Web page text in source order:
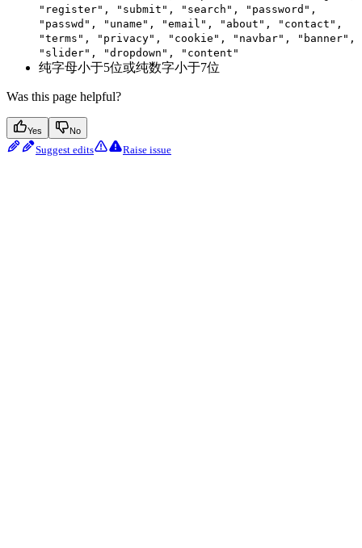
"register", "submit", "search", "password",
"passwd", "uname", "email", "about", "contact",
"terms", "privacy", "cookie", "navbar", "banner",
"slider", "dropdown", "content"
纯字母小于5位或纯数字小于7位
Was this page helpful?
Yes No
Suggest edits Raise issue